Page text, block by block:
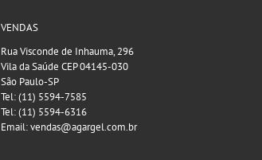
VENDAS
Rua Visconde de Inhauma, 296
Vila da Saúde CEP 04145-030
São Paulo-SP
Tel: (11) 5594-7585
Tel: (11) 5594-6316
Email: vendas@agargel.com.br